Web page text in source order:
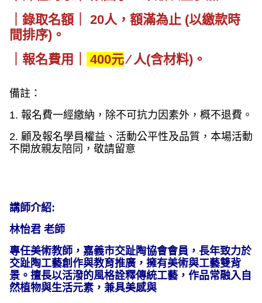
｜錄取名額｜ 20人，額滿為止 (以繳款時
間排序)。
｜報名費用｜
400元∕ 人(含材料)。
備註：
1. 報名費一經繳納，除不可抗力因素外，概不退費。
2. 顧及報名學員權益、活動公平性及品質，本場活動
不開放親友陪同，敬請留意
講師介紹:
林怡君 老師
專任美術教師，嘉義市交趾陶協會會員，長年致力於
交趾陶工藝創作與教育推廣，擁有美術與工藝雙背
景。擅長以活潑的風格詮釋傳統工藝，作品常融入自
然植物與生活元素，兼具美感與